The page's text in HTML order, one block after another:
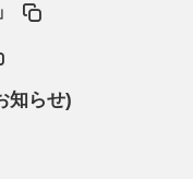
知らせ)